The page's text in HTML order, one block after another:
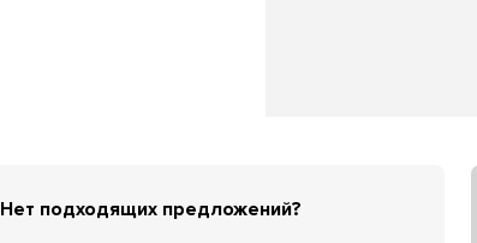
Нет подходящих предложений?